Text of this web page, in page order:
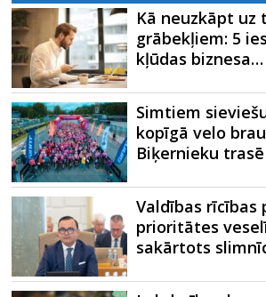
Kā neuzkāpt uz
grābekļiem: 5
kļūdas biznesa…
Simtiem
kopīgā velo
Biķernieku trasē
Valdības rīcības
prioritātes
sakārtots